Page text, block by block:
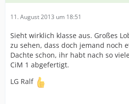
11. August 2013 um 18:51
Sieht wirklich klasse aus. Großes
zu sehen, dass doch jemand noch
Dachte schon, ihr habt nach so
CiM 1 abgefertigt.
LG Ralf